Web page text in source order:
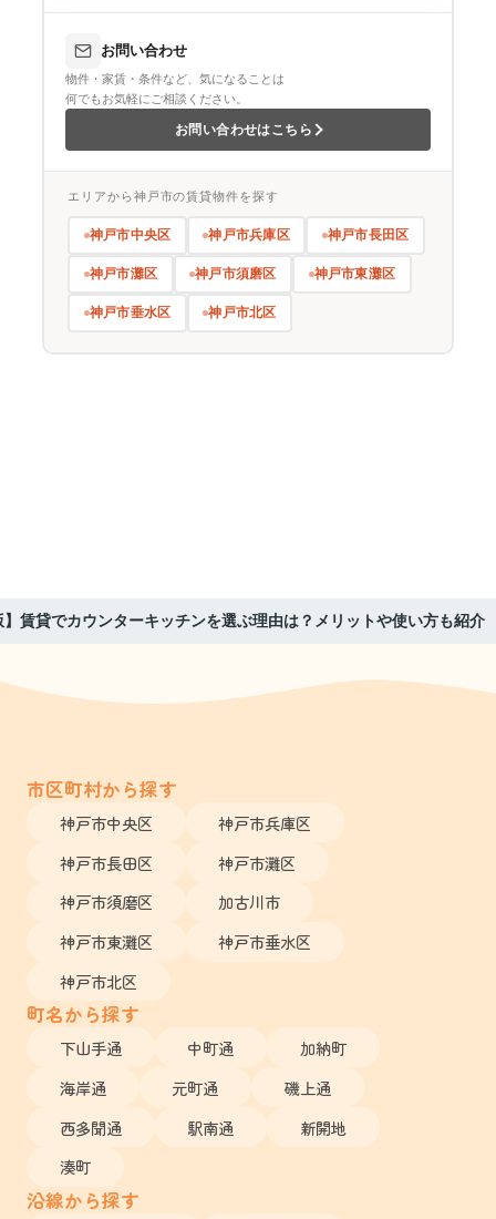
お問い合わせ
物件・家賃・条件など、気になることは
何でもお気軽にご相談ください。
お問い合わせはこちら
エリアから神戸市の賃貸物件を探す
神戸市中央区 神戸市兵庫区 神戸市長田区
神戸市灘区 神戸市須磨区 神戸市東灘区
神戸市垂水区 神戸市北区
賃貸でカウンターキッチンを選ぶ理由は？メリットや使い方も紹介
市区町村から探す
神戸市中央区
神戸市兵庫区
神戸市長田区
神戸市灘区
神戸市須磨区
加古川市
神戸市東灘区
神戸市垂水区
神戸市北区
町名から探す
下山手通 中町通
加納町
海岸通
元町通
磯上通
西多聞通
駅南通
新開地
湊町
沿線から探す